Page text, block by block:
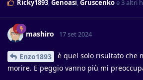
Ricky1893,Genoasi,Gruscenkoe3altri
mashiro 17 set 2024
Enzo1893
è quel solo risultato che
morire. E peggio vanno più mi